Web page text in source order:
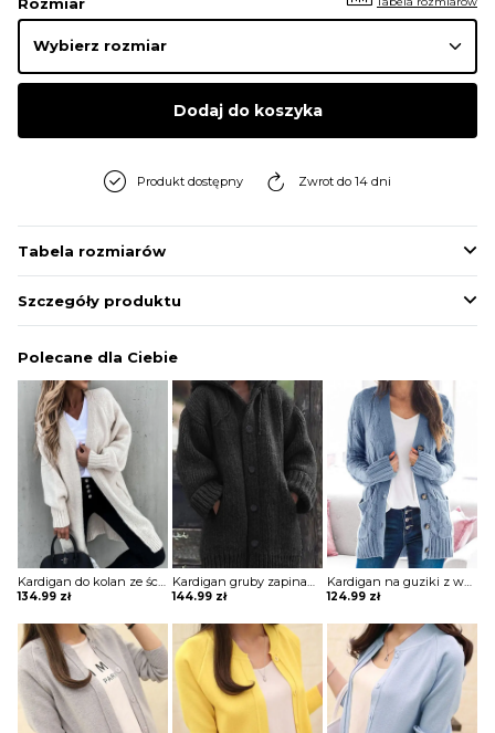
Dodaj do koszyka
Produkt dostępny Zwrot do 14 dni
Tabela rozmiarów
Szczegóły produktu
Polecane dla Ciebie
134.99 zł 144.99 zł
Kardigan na guziki z warkoczowym splotem
124.99 zł